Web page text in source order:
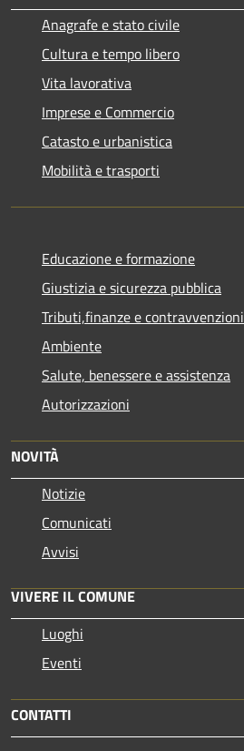
Anagrafe e stato civile
Cultura e tempo libero
Vita lavorativa
Imprese e Commercio
Catasto e urbanistica
Mobilità e trasporti
Educazione e formazione
Giustizia e sicurezza pubblica
Tributi,finanze e contravvenzioni
Ambiente
Salute, benessere e assistenza
Autorizzazioni
NOVITÀ
Notizie
Comunicati
Avvisi
VIVERE IL COMUNE
Luoghi
Eventi
CONTATTI